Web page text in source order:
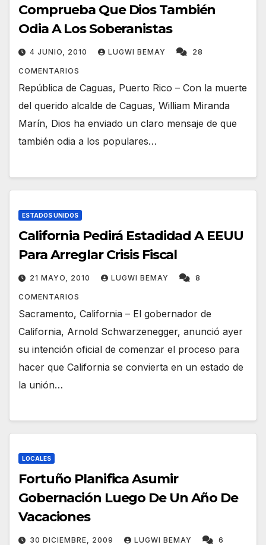
Comprueba Que Dios También
Odia A Los Soberanistas
4 JUNIO, 2010 LUGWI BEMAY 28
COMENTARIOS
República de Caguas, Puerto Rico – Con la muerte
del querido alcalde de Caguas, William Miranda
Marín, Dios ha enviado un claro mensaje de que
también odia a los populares…
ESTADOS UNIDOS
California Pedirá Estadidad A EEUU
Para Arreglar Crisis Fiscal
21 MAYO, 2010 LUGWI BEMAY 8
COMENTARIOS
Sacramento, California – El gobernador de
California, Arnold Schwarzenegger, anunció ayer
su intención oficial de comenzar el proceso para
hacer que California se convierta en un estado de
la unión…
LOCALES
Fortuño Planifica Asumir
Gobernación Luego De Un Año De
Vacaciones
30 DICIEMBRE, 2009 LUGWI BEMAY 6